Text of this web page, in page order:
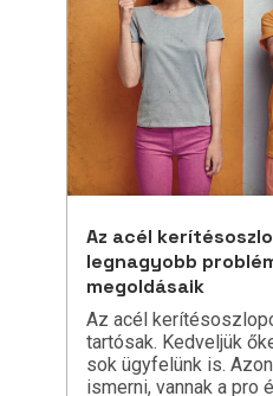
Az acél
legnagyobb
megoldásaik
Az acél
tartósak. Kedveljük
sok ügyfelünk is.
ismerni, vannak a pro